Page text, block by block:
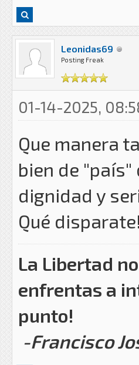
Leonidas69
Posting Freak
01-14-2025,
Que manera
bien de
dignidad y
Qué
La Libertad
enfrentas a
punto!
-Francisco